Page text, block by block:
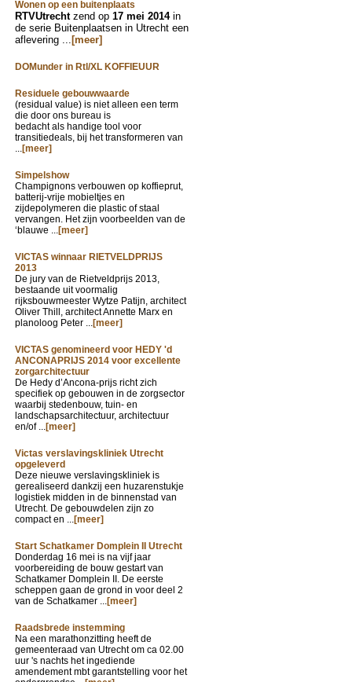
Wonen op een buitenplaats
RTVUtrechtzend op 17 mei 2014 in
de serie Buitenplaatsen in Utrecht een
aflevering ... [meer]
DOMunder in Rtl/XL KOFFIEUUR
Residuele gebouwwaarde
(residual value) is niet alleen een term
die door ons bureau is
bedacht als handige tool voor
transitiedeals, bij het transformeren van
...[meer]
Simpelshow
Champignons verbouwen op koffieprut,
batterij-vrije mobieltjes en
zijdepolymeren die plastic of staal
vervangen. Het zijn voorbeelden van de
‘blauwe ...[meer]
VICTAS winnaar RIETVELDPRIJS
2013
De jury van de Rietveldprijs 2013,
bestaande uit voormalig
rijksbouwmeester Wytze Patijn, architect
Oliver Thill, architect Annette Marx en
planoloog Peter ...[meer]
VICTAS genomineerd voor HEDY 'd
ANCONAPRIJS 2014 voor excellente
zorgarchitectuur
De Hedy d’Ancona-prijs richt zich
specifiek op gebouwen in de zorgsector
waarbij stedenbouw, tuin- en
landschapsarchitectuur, architectuur
en/of ...[meer]
Victas verslavingskliniek Utrecht
opgeleverd
Deze nieuwe verslavingskliniek is
gerealiseerd dankzij een huzarenstukje
logistiek midden in de binnenstad van
Utrecht. De gebouwdelen zijn zo
compact en ...[meer]
Start Schatkamer Domplein II Utrecht
Donderdag 16 mei is na vijf jaar
voorbereiding de bouw gestart van
Schatkamer Domplein II. De eerste
scheppen gaan de grond in voor deel 2
van de Schatkamer ...[meer]
Raadsbrede instemming
Na een marathonzitting heeft de
gemeenteraad van Utrecht om ca 02.00
uur 's nachts het ingediende
amendement mbt garantstelling voor het